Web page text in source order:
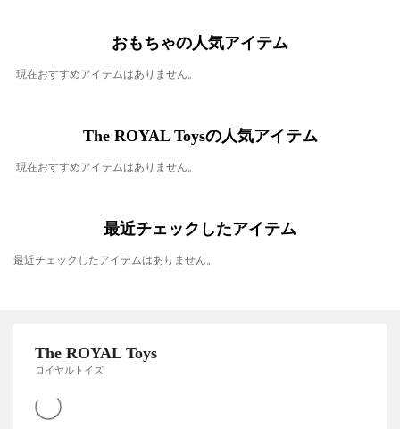
おもちゃの人気アイテム
現在おすすめアイテムはありません。
The ROYAL Toysの人気アイテム
現在おすすめアイテムはありません。
最近チェックしたアイテム
最近チェックしたアイテムはありません。
The ROYAL Toys
ロイヤルトイズ